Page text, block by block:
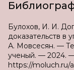
Булохов, И. И.
доказательств в
А. Мовсесян. —
ученый. — 2024.
https://moluch.ru/